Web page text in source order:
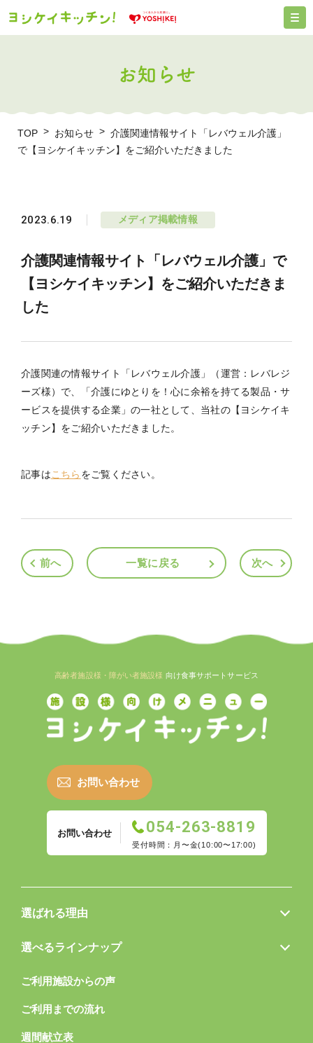
お知らせ
TOP お知らせ
介護関連情報サイト「レバウェル介護」
で【ヨシケイキッチン】をご紹介いただきました
2023.6.19 メディア掲載情報
介護関連情報サイト「レバウェル介護」で
【ヨシケイキッチン】をご紹介いただきま
した
介護関連の情報サイト「レバウェル介護」（運営：レバレジ
ーズ様）で、「介護にゆとりを！心に余裕を持てる製品・サ
ービスを提供する企業」の一社として、当社の【ヨシケイキ
ッチン】をご紹介いただきました。
記事はこちら をご覧ください。
前へ 一覧に戻る 次へ
高齢者施設様・障がい者施設様 向け食事サポートサービス
お問い合わせ
お問い合わせ 054-263-8819
受付時間：月〜金(10:00〜17:00)
選ばれる理由
選べるラインナップ
ご利用施設からの声
ご利用までの流れ
週間献立表